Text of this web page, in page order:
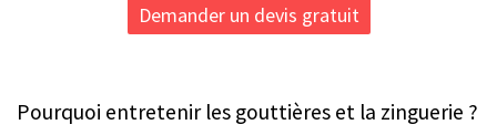
Demander un devis gratuit
Pourquoi entretenir les gouttières et la zinguerie ?